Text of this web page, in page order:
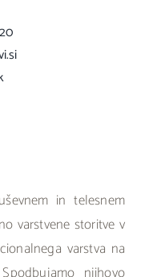
in telesnem
varstvene storitve v
varstva na